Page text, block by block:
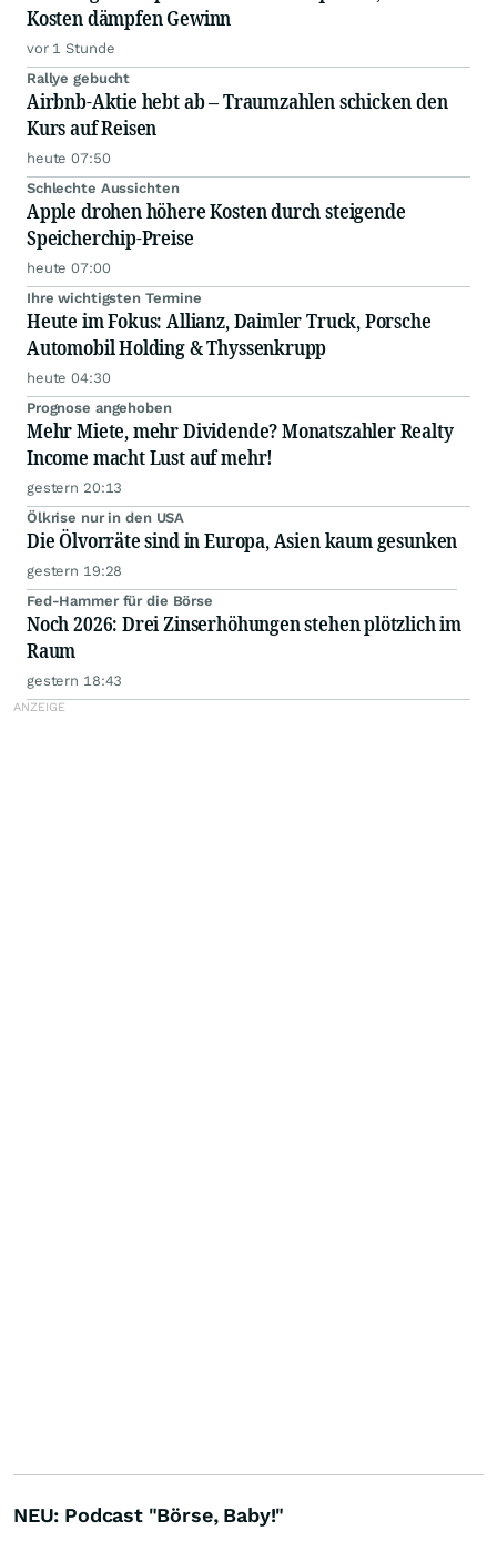
Kosten dämpfen Gewinn
vor 1 Stunde
Rallye gebucht
Airbnb-Aktie hebt ab – Traumzahlen schicken den
Kurs auf Reisen
heute 07:50
Schlechte Aussichten
Apple drohen höhere Kosten durch steigende
Speicherchip-Preise
heute 07:00
Ihre wichtigsten Termine
Heute im Fokus: Allianz, Daimler Truck, Porsche
Automobil Holding & Thyssenkrupp
heute 04:30
Prognose angehoben
Mehr Miete, mehr Dividende? Monatszahler Realty
Income macht Lust auf mehr!
gestern 20:13
Ölkrise nur in den USA
Die Ölvorräte sind in Europa, Asien kaum gesunken
gestern 19:28
Fed-Hammer für die Börse
Noch 2026: Drei Zinserhöhungen stehen plötzlich im
Raum
gestern 18:43
NEU: Podcast "Börse, Baby!"